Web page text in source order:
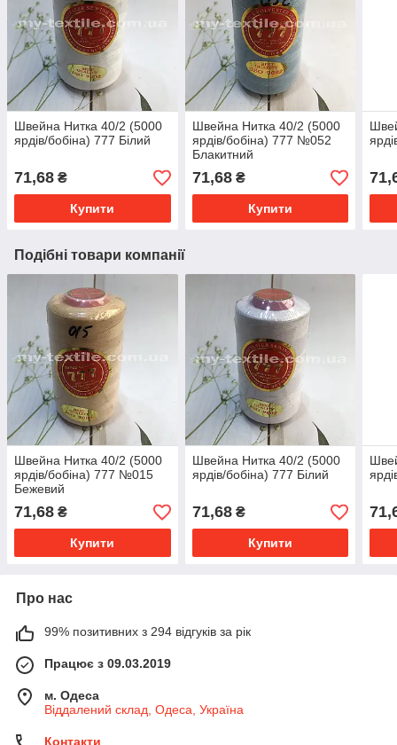
Швейна Нитка 40/2 (5000
ярдів/бобіна) 777 Білий
71,68 ₴
Купити
Швейна Нитка 40/2 (5000
ярдів/бобіна) 777 №052
Блакитний
71,68₴
Купити
Подібні товари компанії
Швейна Нитка 40/2 (5000
ярдів/бобіна) 777 №015
Бежевий
71,68 ₴
Купити
Швейна Нитка 40/2 (5000
ярдів/бобіна) 777 Білий
71,68₴
Купити
Про нас
99% позитивних з 294 відгуків за рік
Працює з 09.03.2019
м. Одеса
Віддалений склад, Одеса, Україна
Контакти